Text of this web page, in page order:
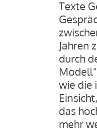
Texte
Jahren
durch
wie die
das
mehr